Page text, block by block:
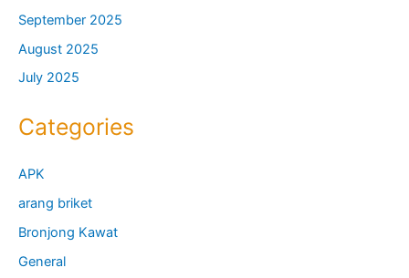
September 2025
August 2025
July 2025
Categories
APK
arang briket
Bronjong Kawat
General